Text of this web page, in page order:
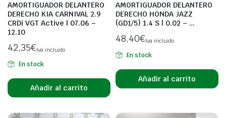
AMORTIGUADOR DELANTERO
DERECHO KIA CARNIVAL 2.9
CRDi VGT Active | 07.06 –
12.10
42,35€Iva incluido
En stock
Añadir al carrito
AMORTIGUADOR DELANTERO
DERECHO HONDA JAZZ
(GD1/5) 1.4 S | 0.02 – …
48,40€Iva incluido
En stock
Añadir al carrito